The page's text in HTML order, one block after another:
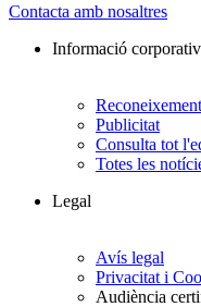
Contacta amb nosaltres
Informació
Publicitat
Consulta tot
Totes les
Legal
Avís legal
Privacitat i
Audiència